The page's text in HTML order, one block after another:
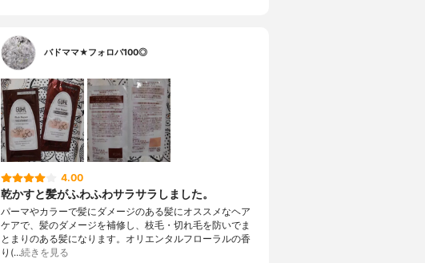
バドママ★フォロバ100◎
4.00
乾かすと髪がふわふわサラサラしました。
パーマやカラーで髪にダメージのある髪にオススメなヘア
ケアで、髪のダメージを補修し、枝毛・切れ毛を防いでま
とまりのある髪になります。オリエンタルフローラルの香
り(…続きを見る